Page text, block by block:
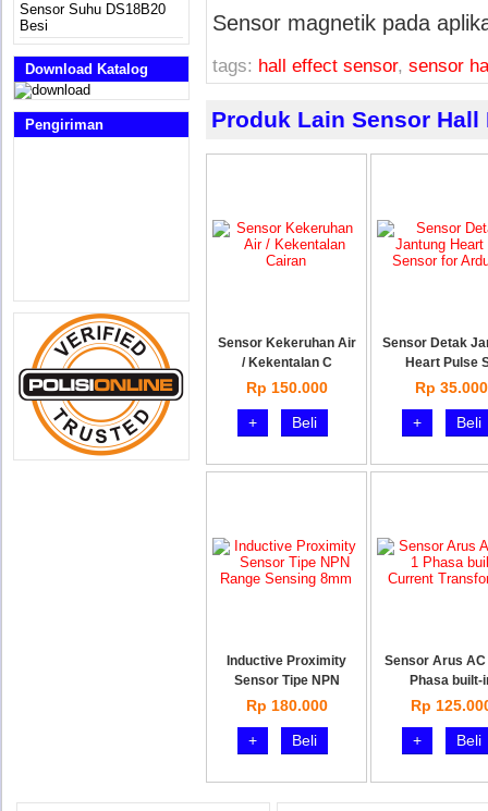
Sensor Suhu DS18B20
Besi
Download Katalog
Pengiriman
Sensor magnetik pada
tags: hall effect sensor, sensor
Produk Lain Sensor Hall
Sensor Kekeruhan Air
/ Kekentalan C
Rp 150.000
+
Beli
Sensor Detak
Heart Pulse
Rp 35.000
+
Beli
Inductive Proximity
Sensor Tipe NPN
Rp 180.000
+
Beli
Sensor Arus AC
Phasa built-
Rp
+
Beli